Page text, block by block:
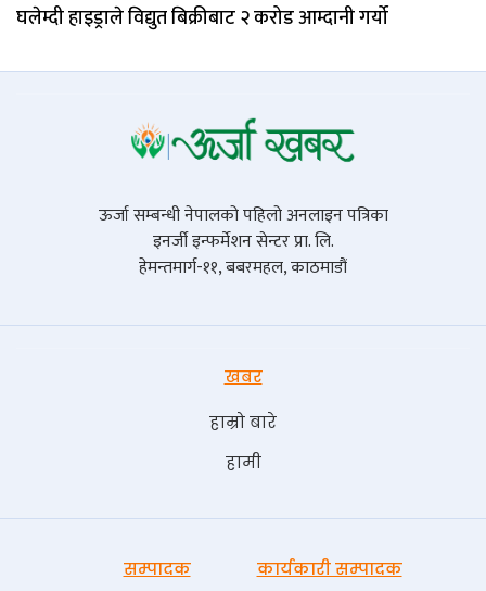
घलेम्दी हाइड्राले विद्युत बिक्रीबाट २ करोड आम्दानी गर्यो
ऊर्जा सम्बन्धी नेपालको पहिलो अनलाइन पत्रिका
इनर्जी इन्फर्मेशन सेन्टर प्रा. लि.
हेमन्तमार्ग-११, बबरमहल, काठमाडौं
खबर
हाम्रो बारे
हामी
सम्पादक कार्यकारी सम्पादक